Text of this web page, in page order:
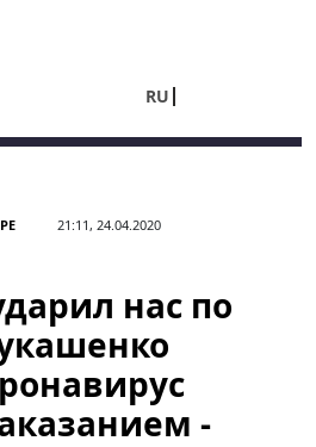
RU
21:11, 24.04.2020
нас по
-